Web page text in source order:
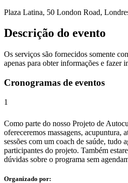
Plaza Latina, 50 London Road,
Descrição do evento
Os serviços são fornecidos somente
apenas para obter informações e fazer
Cronogramas de eventos
1
Como parte do nosso Projeto de
ofereceremos massagens, acupuntura,
sessões com um coach de saúde, tudo
participantes do projeto. Também
dúvidas sobre o programa sem
Organizado por: